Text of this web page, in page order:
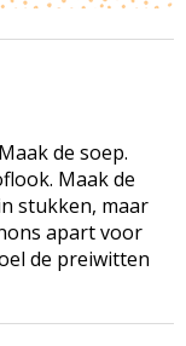
de soep.
Maak de
stukken, maar
apart voor
de preiwitten